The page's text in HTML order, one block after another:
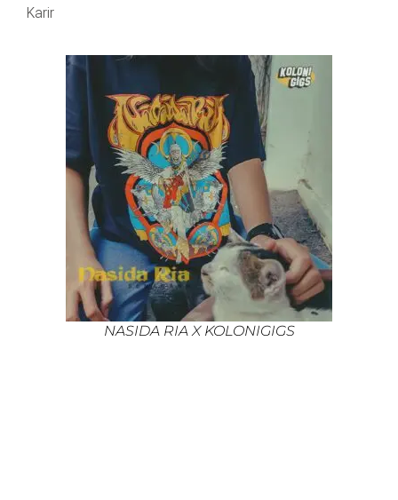
Karir
NASIDA RIA X KOLONIGIGS